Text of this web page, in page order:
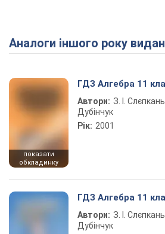
Аналоги іншого року
показати
обкладинку
ГДЗ Алгебра 11
Автори: З. І.
Дубінчук
Рік: 2001
ГДЗ Алгебра 11
Автори: З. І.
Дубінчук